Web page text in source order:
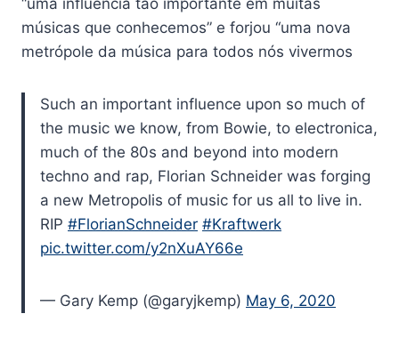
“uma influência tão importante em muitas
músicas que conhecemos” e forjou “uma nova
metrópole da música para todos nós vivermos
Such an important influence upon so much of
the music we know, from Bowie, to electronica,
much of the 80s and beyond into modern
techno and rap, Florian Schneider was forging
a new Metropolis of music for us all to live in.
RIP #FlorianSchneider #Kraftwerk
pic.twitter.com/y2nXuAY66e
— Gary Kemp (@garyjkemp) May 6, 2020